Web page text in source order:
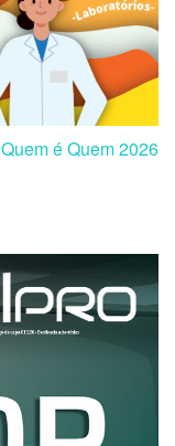
Quem é Quem 2026